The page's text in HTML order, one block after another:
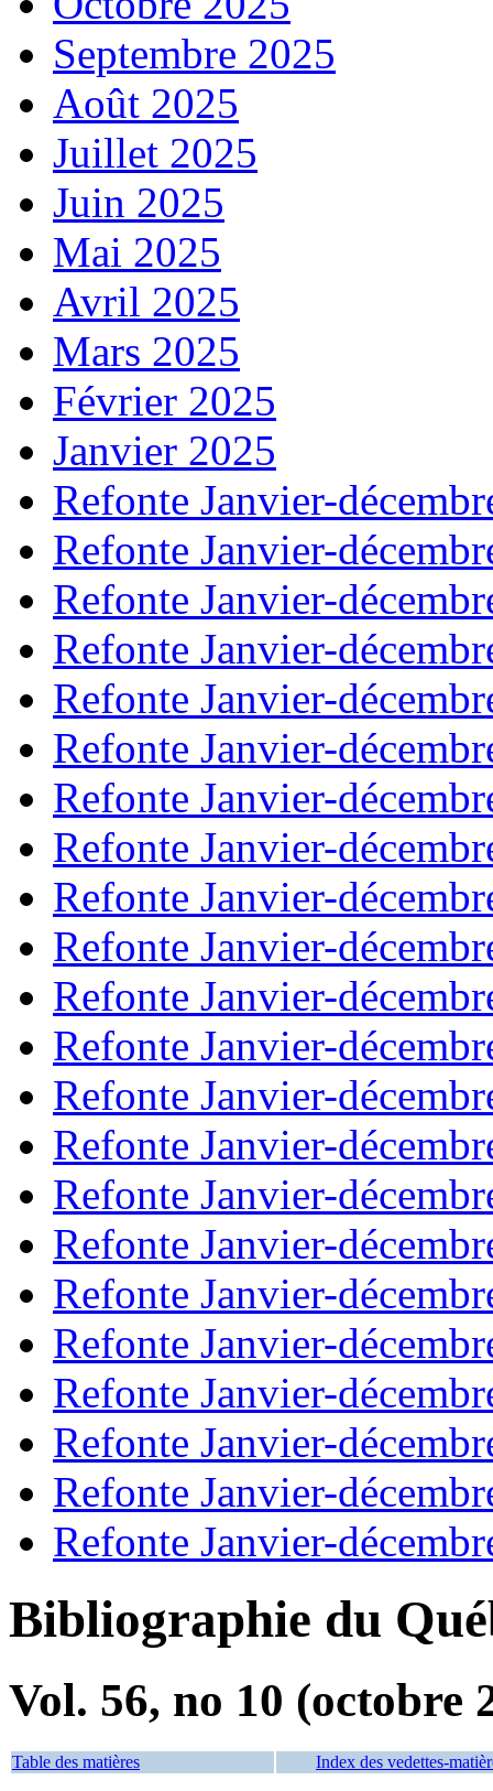
Septembre 2025
Août 2025
Juillet 2025
Juin 2025
Mai 2025
Avril 2025
Mars 2025
Février 2025
Janvier 2025
Refonte Janvier-
Refonte Janvier-
Refonte Janvier-
Refonte Janvier-
Refonte Janvier-
Refonte Janvier-
Refonte Janvier-
Refonte Janvier-
Refonte Janvier-
Refonte Janvier-
Refonte Janvier-
Refonte Janvier-
Refonte Janvier-
Refonte Janvier-
Refonte Janvier-
Refonte Janvier-
Refonte Janvier-
Refonte Janvier-
Refonte Janvier-
Refonte Janvier-
Refonte Janvier-
Refonte Janvier-
Bibliographie du
Vol. 56, no 10 (octobre
Table des matières Index des vedettes-